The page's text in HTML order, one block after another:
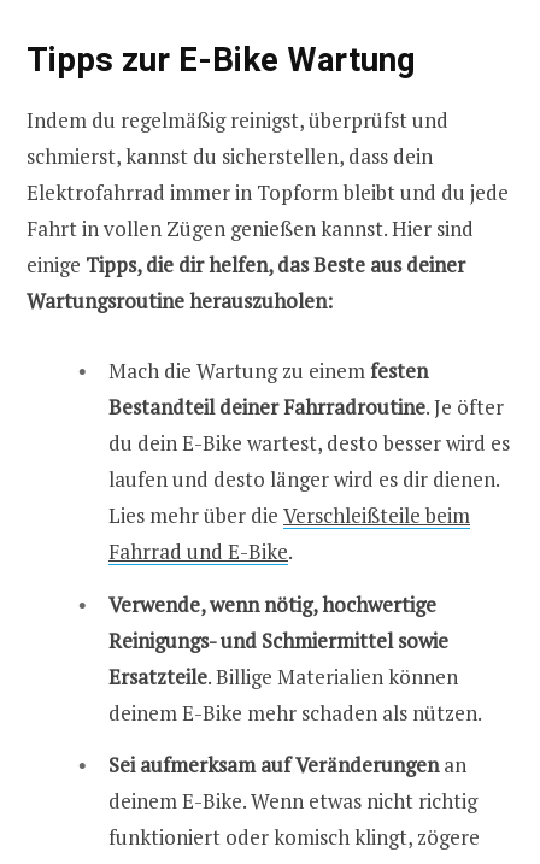
Tipps zur E-Bike Wartung
Indem du regelmäßig reinigst, überprüfst und
schmierst, kannst du sicherstellen, dass dein
Elektrofahrrad immer in Topform bleibt und du jede
Fahrt in vollen Zügen genießen kannst. Hier sind
einige Tipps, die dir helfen, das Beste aus deiner
Wartungsroutine herauszuholen:
Mach die Wartung zu einemfesten
Bestandteil deiner Fahrradroutine. Je öfter
du dein E-Bike wartest, desto besser wird es
laufen und desto länger wird es dir dienen.
Lies mehr über die Verschleißteile beim
Fahrrad und E-Bike.
Verwende, wenn nötig, hochwertige
Reinigungs- und Schmiermittel sowie
Ersatzteile. Billige Materialien können
deinem E-Bike mehr schaden als nützen.
Sei aufmerksam auf Veränderungenan
deinem E-Bike. Wenn etwas nicht richtig
funktioniert oder komisch klingt, zögere